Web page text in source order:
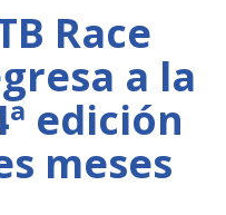
Race
a la
edición
meses